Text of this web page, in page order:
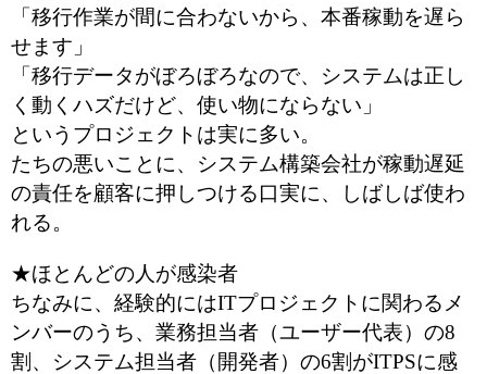
「移行作業が間に合わないから、本番稼動を遅ら
せます」
「移行データがぼろぼろなので、システムは正し
く動くハズだけど、使い物にならない」
というプロジェクトは実に多い。
たちの悪いことに、システム構築会社が稼動遅延
の責任を顧客に押しつける口実に、しばしば使わ
れる。
★ほとんどの人が感染者
ちなみに、経験的にはITプロジェクトに関わるメ
ンバーのうち、業務担当者（ユーザー代表）の8
割、システム担当者（開発者）の6割がITPSに感